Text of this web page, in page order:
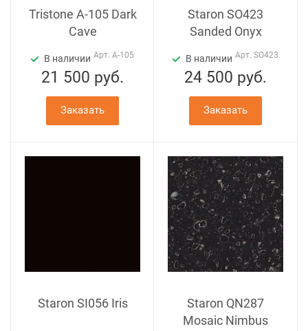
Tristone A-105 Dark
Cave
В наличии Арт. A-105
21 500 руб.
Заказать
Staron SO423
Sanded Onyx
В наличии Арт. SO423
24 500 руб.
Заказать
Staron SI056 Iris
Staron QN287
Mosaic Nimbus